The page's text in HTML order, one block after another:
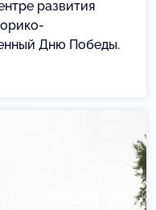
развития
Дню Победы.